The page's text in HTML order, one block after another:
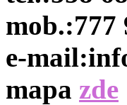
mob.:777
e-
mapa zde